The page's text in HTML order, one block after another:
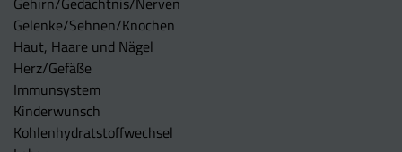
Gelenke/Sehnen/Knochen
Haut, Haare und Nägel
Herz/Gefäße
Immunsystem
Kinderwunsch
Kohlenhydratstoffwechsel